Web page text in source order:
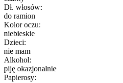
Dł. włosów:
do ramion
Kolor oczu:
niebieskie
Dzieci:
nie mam
Alkohol:
piję okazjonalnie
Papierosy: